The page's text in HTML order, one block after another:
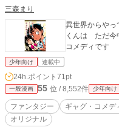
三森まり
異世界からやっ
くんは ただ今
コメディです
少年向け 連載中
24h.ポイント 71pt
一般漫画 55 位 / 8,552件 少年向け
ファンタジー ギャグ・コメデ
オリジナル